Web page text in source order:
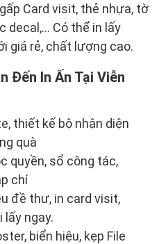
Card visit, thẻ nhựa, tờ
decal,… Có thể in lấy
giá rẻ, chất lượng cao.
Đến In Ấn Tại Viễn
thiết kế bộ nhận diện
quà
quyền, sổ công tác,
chí
đề thư, in card visit,
lấy ngay.
biển hiệu, kẹp File